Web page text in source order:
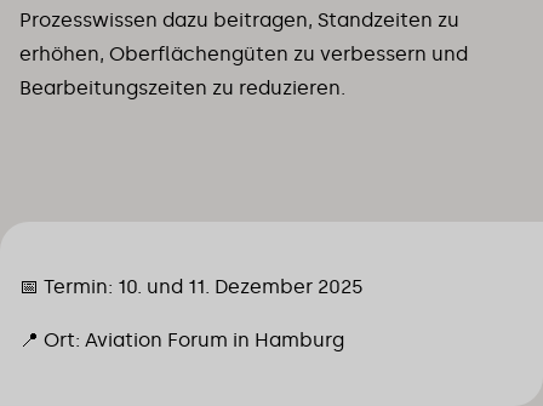
Prozesswissen dazu beitragen, Standzeiten zu
erhöhen, Oberflächengüten zu verbessern und
Bearbeitungszeiten zu reduzieren.
📅 Termin: 10. und 11. Dezember 2025
📍 Ort: Aviation Forum in Hamburg